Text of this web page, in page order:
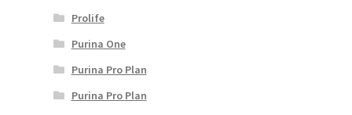
Prolife
Purina One
Purina Pro Plan
Purina Pro Plan